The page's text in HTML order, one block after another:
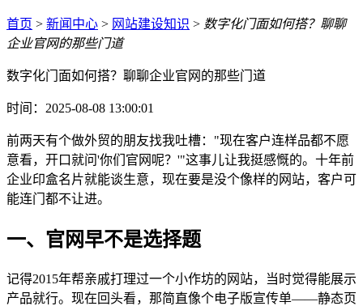
首页 > 新闻中心 > 网站建设知识 > 数字化门面如何搭？聊聊
企业官网的那些门道
数字化门面如何搭？聊聊企业官网的那些门道
时间：2025-08-08 13:00:01
前两天有个做外贸的朋友找我吐槽："现在客户连样品都不愿
意看，开口就问'你们官网呢？'"这事儿让我挺感慨的。十年前
企业印盒名片就能谈生意，现在要是没个像样的网站，客户可
能连门都不让进。
一、官网早不是选择题
记得2015年帮亲戚打理过一个小作坊的网站，当时觉得能展示
产品就行。现在回头看，那简直像个电子版宣传单——静态页